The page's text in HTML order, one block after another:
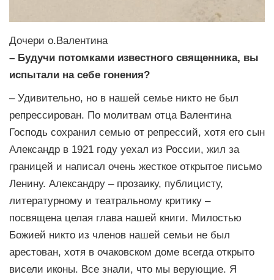
Дочери о.Валентина
– Будучи потомками известного священника, вы
испытали на себе гонения?
– Удивительно, но в нашей семье никто не был
репрессирован. По молитвам отца Валентина
Господь сохранил семью от репрессий, хотя его сын
Александр в 1921 году уехал из России, жил за
границей и написал очень жесткое открытое письмо
Ленину. Александру – прозаику, публицисту,
литературному и театральному критику –
посвящена целая глава нашей книги. Милостью
Божией никто из членов нашей семьи не был
арестован, хотя в очаковском доме всегда открыто
висели иконы. Все знали, что мы верующие. Я